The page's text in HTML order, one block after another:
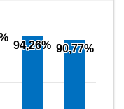
94,26% 90,77%